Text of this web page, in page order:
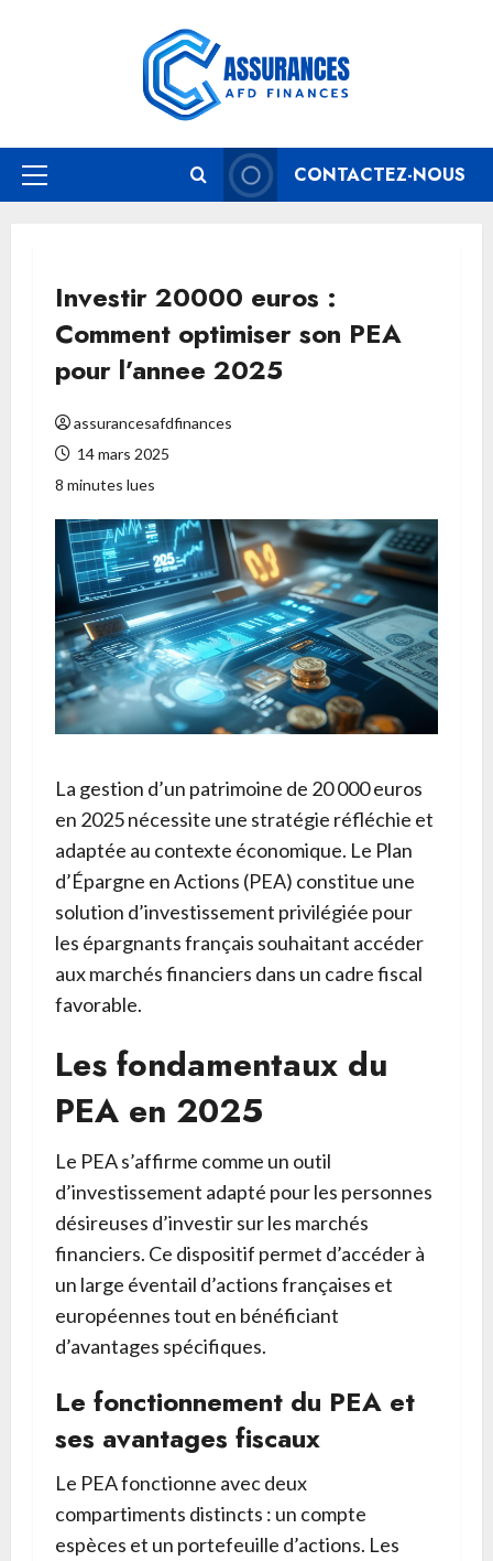
Menu
CONTACTEZ-NOUS
Investir 20000 euros :
Comment optimiser son PEA
pour l’annee 2025
assurancesafdfinances
14 mars 2025
8 minutes lues
La gestion d’un patrimoine de 20 000 euros
en 2025 nécessite une stratégie réfléchie et
adaptée au contexte économique. Le Plan
d’Épargne en Actions (PEA) constitue une
solution d’investissement privilégiée pour
les épargnants français souhaitant accéder
aux marchés financiers dans un cadre fiscal
favorable.
Les fondamentaux du
PEA en 2025
Le PEA s’affirme comme un outil
d’investissement adapté pour les personnes
désireuses d’investir sur les marchés
financiers. Ce dispositif permet d’accéder à
un large éventail d’actions françaises et
européennes tout en bénéficiant
d’avantages spécifiques.
Le fonctionnement du PEA et
ses avantages fiscaux
Le PEA fonctionne avec deux
compartiments distincts : un compte
espèces et un portefeuille d’actions. Les